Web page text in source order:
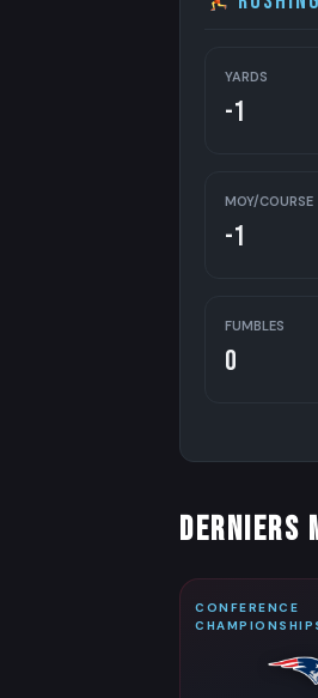
YARDS
-1
MOY/COURSE
-1
FUMBLES
0
DERNIERS
CONFERENCE